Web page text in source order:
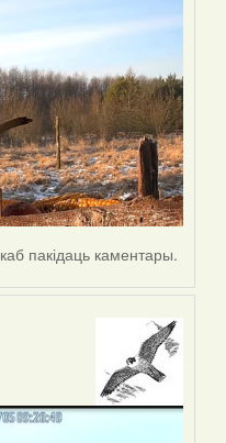
каб пакідаць каментары.